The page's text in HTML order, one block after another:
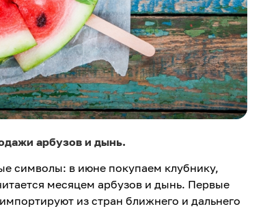
арбузов и дынь.
символы: в июне покупаем клубнику,
месяцем арбузов и дынь. Первые
из стран ближнего и дальнего